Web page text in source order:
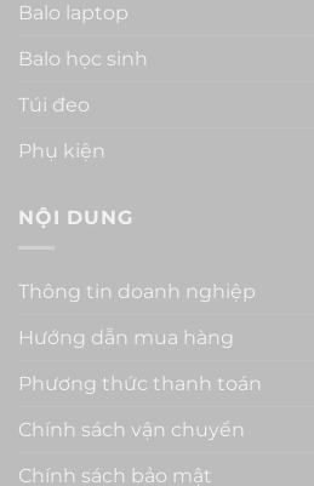
Balo laptop
Balo học sinh
Túi đeo
Phụ kiện
NỘI DUNG
Thông tin doanh nghiệp
Hướng dẫn mua hàng
Phương thức thanh toán
Chính sách vận chuyển
Chính sách bảo mật